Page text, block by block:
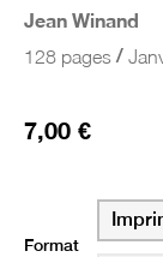
Jean Winand
128 pages /
7,00 €
Format